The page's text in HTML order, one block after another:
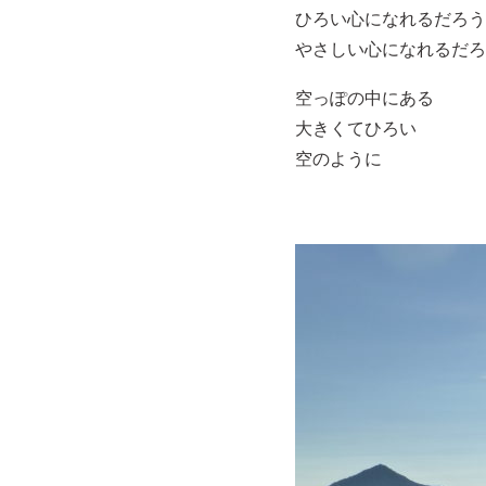
ひろい心になれるだろ
やさしい心になれるだ
空っぽの中にある
大きくてひろい
空のように